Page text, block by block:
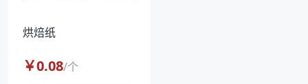
烘焙纸
￥0.08/个